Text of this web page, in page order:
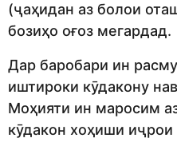
(ҷаҳидан аз болои
бозиҳо оғоз мегардад.
Дар баробари ин расму
иштироки кӯдакону
Моҳияти ин маросим
кӯдакон хоҳиши иҷрои